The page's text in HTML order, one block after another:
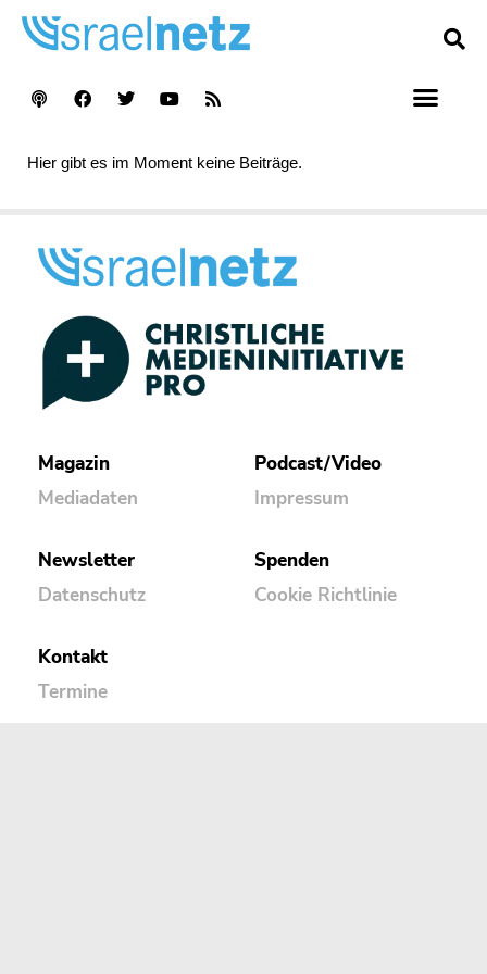
Hier gibt es im Moment keine Beiträge.
Magazin
Mediadaten
Podcast/Video
Impressum
Newsletter
Datenschutz
Spenden
Cookie Richtlinie
Kontakt
Termine